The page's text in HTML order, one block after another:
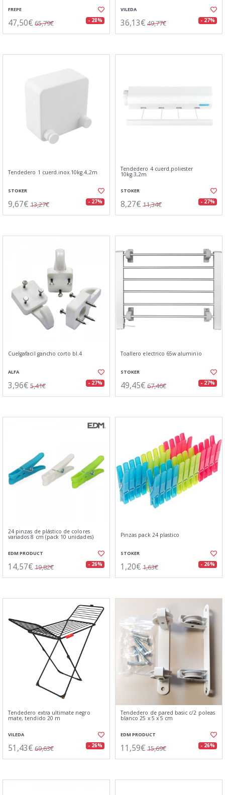
FREPE
47,50€ 65,79€ - 28%
VILEDA
36,13€ 49,77€ - 27%
Tendedero 1 cuerd.inox.10kg.4,2m
STOKER
9,67€ 13,27€ - 27%
Tendedero 4 cuerd.poliester
10kg.3,2m
STOKER
8,27€ 11,34€ - 27%
Cuelgafacil gancho corto bl.4
ALFA
3,96€ 5,41€ - 27%
Toallero electrico 65w aluminio
STOKER
49,45€ 67,46€ - 27%
24 pinzas de plástico de colores
variados 8 cm (pack 10 unidades)
EDM PRODUCT
14,57€ 19,82€ - 26%
Pinzas pack 24 plastico
STOKER
1,20€ 1,63€ - 26%
Tendedero extra ultimate negro
mate, tendido 20 m
VILEDA
51,43€ 69,63€ - 26%
Tendedero de pared basic c/2 poleas
blanco 25 x 5 x 5 cm
EDM PRODUCT
11,59€ 15,69€ - 26%